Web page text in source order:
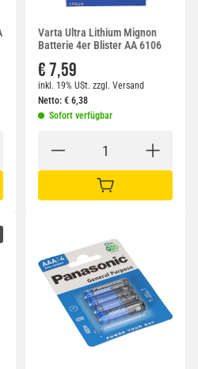
Varta Ultra Lithium Mignon
Batterie 4er Blister AA 6106
€ 7,59
inkl. 19% USt. zzgl. Versand
Netto: € 6,38
Sofort verfügbar
IN DEN WARENKORB